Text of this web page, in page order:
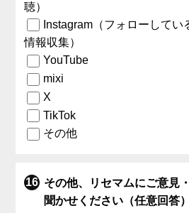
聴）
Instagram（フォローして
情報収集）
YouTube
mixi
X
TikTok
その他
その他、リセマムにご意見
聞かせください（任意回答）